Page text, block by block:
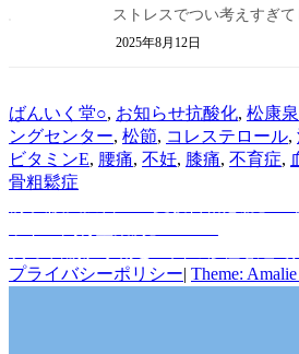
ストレスでつい考えすぎ
2025年8月12日
作
成
者
ばんいく堂カ
テ
ゴ
○, お知らせタ
グ
抗酸化, 松康泉
ングセンター, 松節, コレステロール,
ビタミンE, 腰痛, 不妊, 膝痛, 不育症,
骨粗鬆症
投
稿
ナ稿:
の
プライバシーポリシー| Theme: